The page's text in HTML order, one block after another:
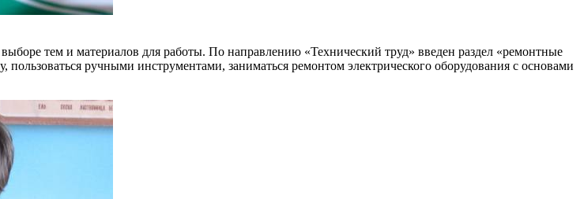
тем и материалов для работы. По направлению «Технический труд» введен раздел «ремонтные
ручными инструментами, заниматься ремонтом электрического оборудования с основами